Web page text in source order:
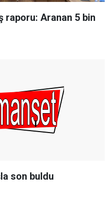
raporu: Aranan 5 bin
son buldu